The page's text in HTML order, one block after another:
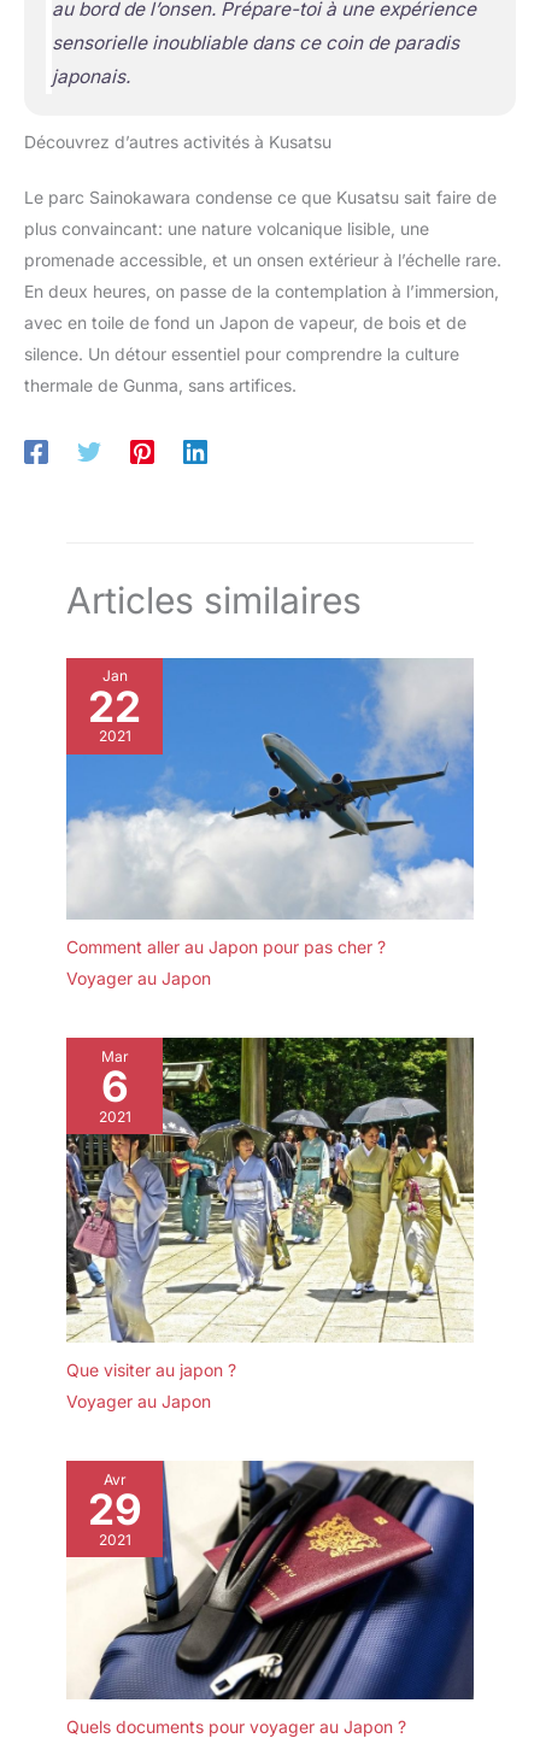
au bord de l’onsen. Prépare-toi à une expérience
sensorielle inoubliable dans ce coin de paradis
japonais.
Découvrez d’autres activités à Kusatsu
Le parc Sainokawara condense ce que Kusatsu sait faire de
plus convaincant: une nature volcanique lisible, une
promenade accessible, et un onsen extérieur à l’échelle rare.
En deux heures, on passe de la contemplation à l’immersion,
avec en toile de fond un Japon de vapeur, de bois et de
silence. Un détour essentiel pour comprendre la culture
thermale de Gunma, sans artifices.
Articles similaires
Jan
22
2021
Comment aller au Japon pour pas cher ?
Voyager au Japon
Mar
6
2021
Que visiter au japon ?
Voyager au Japon
Avr
29
2021
Quels documents pour voyager au Japon ?